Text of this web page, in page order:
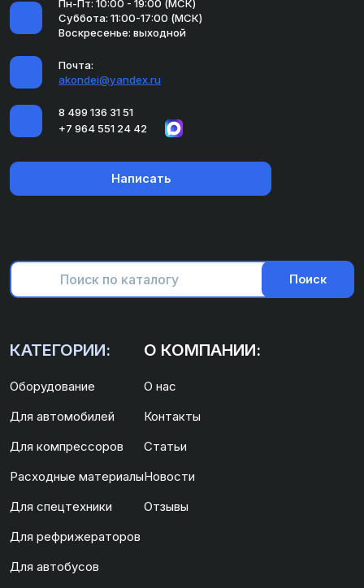
Пн-Пт: 10:00 - 19:00 (МСК)
Суббота: 11:00-17:00 (МСК)
Воскресенье: выходной
Почта:
akondei@yandex.ru
8 499 136 31 51
+7 964 551 24 42
Написать
Поиск
КАТЕГОРИИ:
Оборудование
Для автомобилей
Для компрессоров
Расходные материалы
Для спецтехники
Для рефрижераторов
Для автобусов
О КОМПАНИИ:
О нас
Контакты
Статьи
Новости
Отзывы